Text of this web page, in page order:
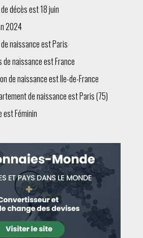
décès est 18 juin
2024
naissance est Paris
naissance est France
de naissance est Ile-de-France
de naissance est Paris (75)
est Féminin